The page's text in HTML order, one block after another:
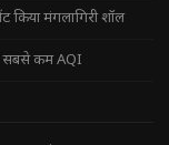
किया मंगलागिरी शॉल
में सबसे कम AQI